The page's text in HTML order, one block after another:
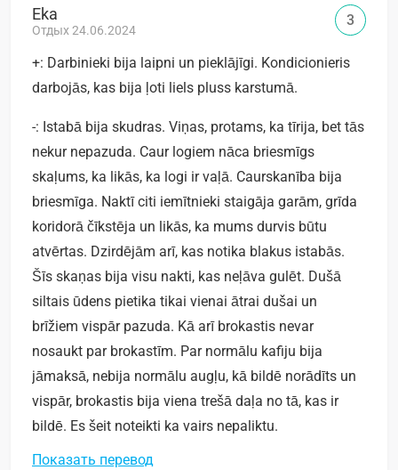
Eka
Отдых 24.06.2024
+: Darbinieki bija laipni un pieklājīgi. Kondicionieris
darbojās, kas bija ļoti liels pluss karstumā.
-: Istabā bija skudras. Viņas, protams, ka tīrija, bet tās
nekur nepazuda. Caur logiem nāca briesmīgs
skaļums, ka likās, ka logi ir vaļā. Caurskanība bija
briesmīga. Naktī citi iemītnieki staigāja garām, grīda
koridorā čīkstēja un likās, ka mums durvis būtu
atvērtas. Dzirdējām arī, kas notika blakus istabās.
Šīs skaņas bija visu nakti, kas neļāva gulēt. Dušā
siltais ūdens pietika tikai vienai ātrai dušai un
brīžiem vispār pazuda. Kā arī brokastis nevar
nosaukt par brokastīm. Par normālu kafiju bija
jāmaksā, nebija normālu augļu, kā bildē norādīts un
vispār, brokastis bija viena trešā daļa no tā, kas ir
bildē. Es šeit noteikti ka vairs nepaliktu.
Показать перевод
3